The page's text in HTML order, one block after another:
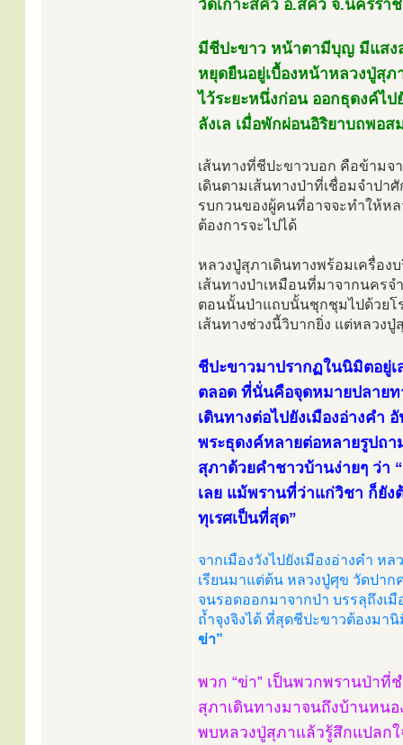
วัดเกาะสีคิ้ว อ.สีคิ้ว จ.นครร
มีชีปะขาว หน้าตามีบุญ มีแสง
หยุดยืนอยู่เบื้องหน้าหลวงปู่สุภ
ไว้ระยะหนึ่งก่อน ออกธุดงค์ไ
ลังเล เมื่อพักผ่อนอิริยาบถพอ
เส้นทางที่ชีปะขาวบอก คือข้ามจ
เดินตามเส้นทางป่าที่เชื่อมจำปา
รบกวนของผู้คนที่อาจจะทำให้ห
ต้องการจะไปได้
หลวงปู่สุภาเดินทางพร้อมเครื่อง
เส้นทางป่าเหมือนที่มาจากนครจ
ตอนนั้นป่าแถบนั้นชุกชุมไปด้วยโร
เส้นทางช่วงนี้วิบากยิ่ง แต่หลวง
ชีปะขาวมาปรากฏในนิมิตอยู่เ
ตลอด ที่นั่นคือจุดหมายปลายท
เดินทางต่อไปยังเมืองอ่างคำ
พระธุดงค์หลายต่อหลายรูปถ
สุภาด้วยคำชาวบ้านง่ายๆ ว่า
เลย แม้พรานที่ว่าแก่วิชา ก็ยั
ทุเรศเป็นที่สุด”
จากเมืองวังไปยังเมืองอ่างคำ
เรียนมาแต่ต้น หลวงปู่ศุข วัดปา
จนรอดออกมาจากป่า บรรลุถึงเ
ถ้ำจุงจิงได้ ที่สุดชีปะขาวต้องมา
ข่า”
พวก “ข่า” เป็นพวกพรานป่าที่
สุภาเดินทางมาจนถึงบ้านหน
พบหลวงปู่สุภาแล้วรู้สึกแปลกใ